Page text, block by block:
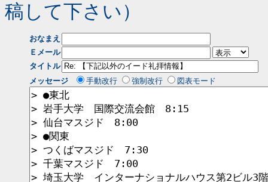
稿して下さい）
おなまえ
Ｅメール
タイトル
メッセージ
手動改行 強制改行 図表モード